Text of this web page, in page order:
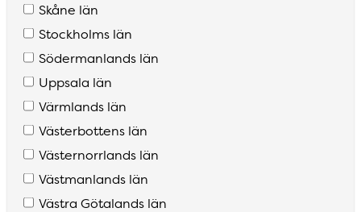
Skåne län
Stockholms län
Södermanlands län
Uppsala län
Värmlands län
Västerbottens län
Västernorrlands län
Västmanlands län
Västra Götalands län